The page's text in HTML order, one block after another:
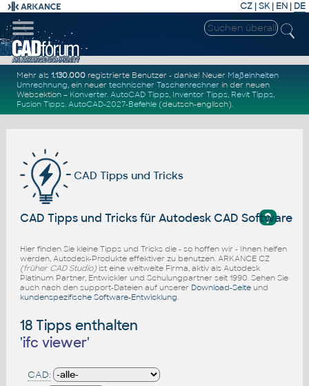
CZ | SK| EN | DE
Mehr als1.130.000 registrierte Benutzer - danke! Neuer Maßeinheiten
Umrechnung, ein neuertechnischer Taschenrechner in der neuen
Websektion – Konverter.AutoCAD Tipps, Inventor Tipps, Revit Tipps,
Fusion Tipps.AutoCAD-2027-Befehle (deutsch-englisch).
CAD Tipps und Tricks
?
CAD Tipps und Tricks für Autodesk CAD Software
Hier finden Sie kleine Tipps und Tricks die - so hoffen wir - Ihnen helfen
werden, Autodesk-Produkte effektiver zu benutzen. ARKANCE CZ
(früher CAD Studio)ist eine weltweite Firma, aktiv als Autodesk
Platinum Partner, Entwickler und Schulungpartner seit 1990. Sehen Sie
auch nach den support-Dateien auf unserer Download-Seiteund
kundenspezifische Software-Entwicklung
18 Tipps enthalten
'ifc viewer'
CAD: